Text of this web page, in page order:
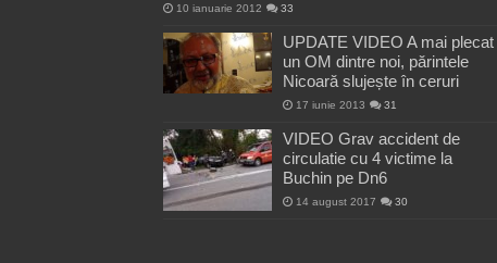
10 ianuarie 2012 33
UPDATE VIDEO A mai plecat
un OM dintre noi, părintele
Nicoară slujește în ceruri
17 iunie 2013 31
VIDEO Grav accident de
circulatie cu 4 victime la
Buchin pe Dn6
14 august 2017 30